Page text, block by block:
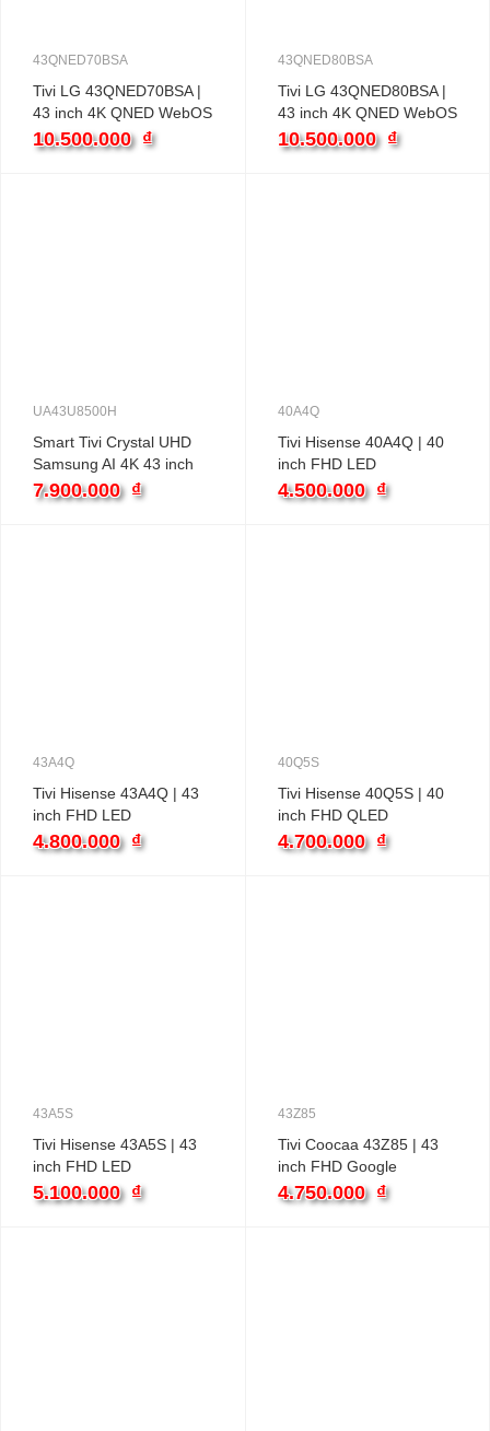
43QNED70BSA
Tivi LG 43QNED70BSA |
43 inch 4K QNED WebOS
10.500.000 ₫
43QNED80BSA
Tivi LG 43QNED80BSA |
43 inch 4K QNED WebOS
10.500.000 ₫
UA43U8500H
Smart Tivi Crystal UHD
Samsung AI 4K 43 inch
UA43U8500H
7.900.000 ₫
40A4Q
Tivi Hisense 40A4Q | 40
inch FHD LED
4.500.000 ₫
43A4Q
Tivi Hisense 43A4Q | 43
inch FHD LED
4.800.000 ₫
40Q5S
Tivi Hisense 40Q5S | 40
inch FHD QLED
4.700.000 ₫
43A5S
Tivi Hisense 43A5S | 43
inch FHD LED
5.100.000 ₫
43Z85
Tivi Coocaa 43Z85 | 43
inch FHD Google
4.750.000 ₫